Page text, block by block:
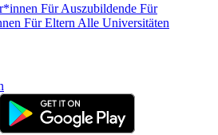
Für Auszubildende Für
Für Eltern Alle Universitäten